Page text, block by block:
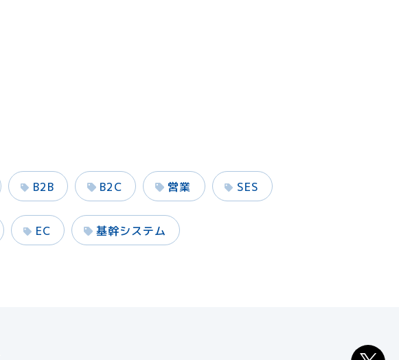
B2B B2C 営業 SES
EC 基幹システム